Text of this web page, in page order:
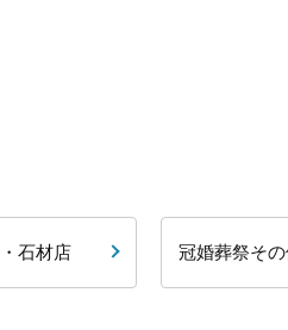
石材店 冠婚葬祭そ